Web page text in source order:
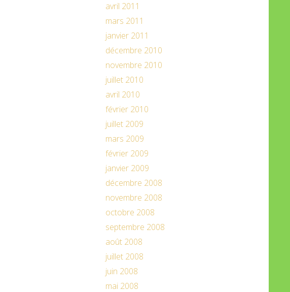
avril 2011
mars 2011
janvier 2011
décembre 2010
novembre 2010
juillet 2010
avril 2010
février 2010
juillet 2009
mars 2009
février 2009
janvier 2009
décembre 2008
novembre 2008
octobre 2008
septembre 2008
août 2008
juillet 2008
juin 2008
mai 2008